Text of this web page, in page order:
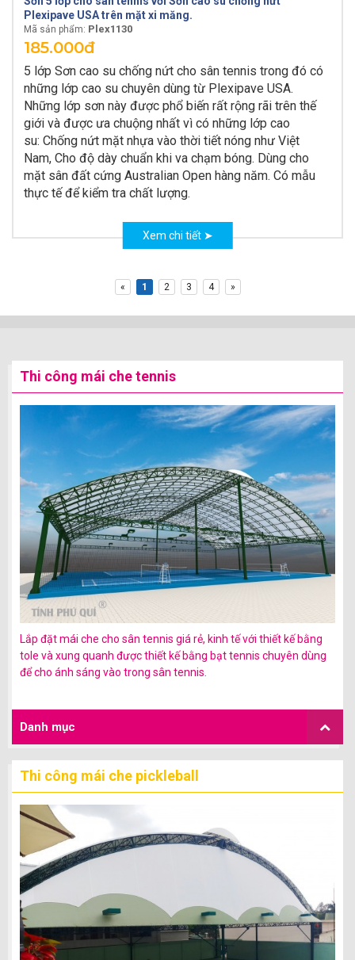
Plexipave USA trên mặt xi măng.
Mã sản phẩm: Plex1130
185.000đ
5 lớp Sơn cao su chống nứt cho sân tennis trong đó có
những lớp cao su chuyên dùng từ Plexipave USA.
Những lớp sơn này được phổ biến rất rộng rãi trên thế
giới và được ưa chuộng nhất vì có những lớp cao
su: Chống nứt mặt nhựa vào thời tiết nóng như Việt
Nam, Cho độ dày chuẩn khi va chạm bóng. Dùng cho
mặt sân đất cứng Australian Open hàng năm. Có mẫu
thực tế để kiểm tra chất lượng.
Xem chi tiết ➤
« 1 2 3 4 »
Thi công mái che tennis
Lắp đặt mái che cho sân tennis giá rẻ, kinh tế với thiết kế bằng
tole và xung quanh được thiết kế bằng bạt tennis chuyên dùng
để cho ánh sáng vào trong sân tennis.
Danh mục
Thi công mái che pickleball